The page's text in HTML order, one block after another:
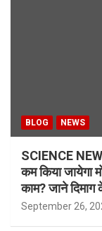
BLOG NEWS
SCIENCE
कम किया जायेगा
काम? जाने
September 26,